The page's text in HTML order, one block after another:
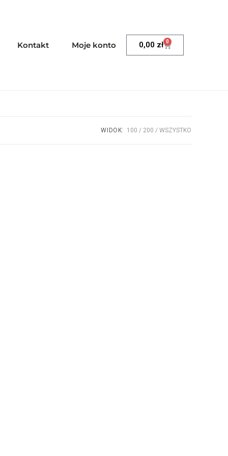
Kontakt Moje konto 0,00 zł 0
WIDOK: 100 200 WSZYSTKO